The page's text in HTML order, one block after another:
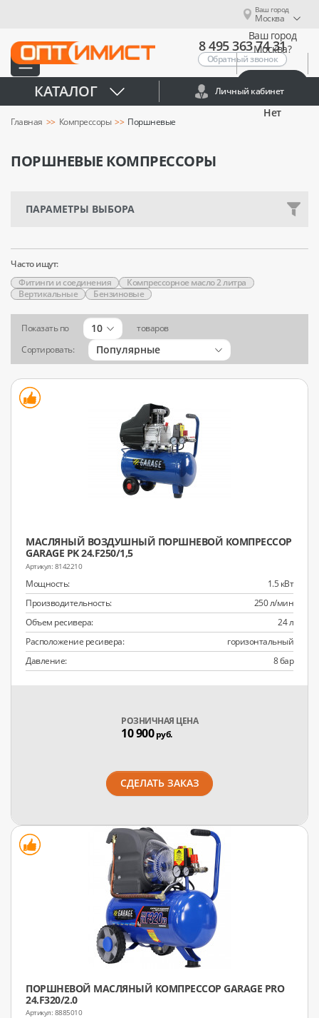
Ваш город
Москва
Ваш город
Москва?
Нет
8 495 363 74 31
Обратный звонок
КАТАЛОГ Личный кабинет
Главная Компрессоры Поршневые
ПОРШНЕВЫЕ КОМПРЕССОРЫ
ПАРАМЕТРЫ ВЫБОРА
Часто ищут:
Фитинги и соединения
Компрессорное масло 2 литра
Вертикальные
Бензиновые
Показать по 10
товаров
Сортировать:
Популярные
МАСЛЯНЫЙ ВОЗДУШНЫЙ ПОРШНЕВОЙ КОМПРЕССОР
GARAGE PK 24.F250/1,5
8142210
Мощность:
1.5 кВт
Производительность:
250 л/мин
Объем ресивера:
24 л
Расположение ресивера:
горизонтальный
Давление:
8 бар
РОЗНИЧНАЯ ЦЕНА
10 900руб.
СДЕЛАТЬ ЗАКАЗ
ПОРШНЕВОЙ МАСЛЯНЫЙ КОМПРЕССОР GARAGE PRO
24.F320/2.0
8885010